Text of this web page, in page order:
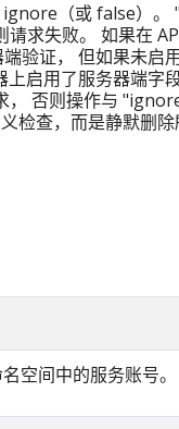
（或 false）。
求失败。 如果在
验证， 但如果未启
上启用了服务器端字
， 否则操作与
检查，而是静默删除
空间中的服务账号。